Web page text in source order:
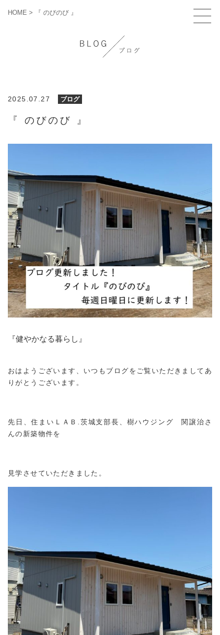
HOME > 『 のびのび 』
2025.07.27 ブログ
『 のびのび 』
『健やかなる暮らし』
おはようございます、いつもブログをご覧いただきましてあ
りがとうございます。
先日、住まいＬＡＢ.茨城支部長、 樹ハウジング 関譲治 さ
んの新築物件を
見学させていただきました。